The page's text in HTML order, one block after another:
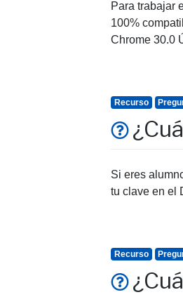
Para trabajar
100%
Chrome 30.0
Recurso
Si eres
tu clave en el
Recurso